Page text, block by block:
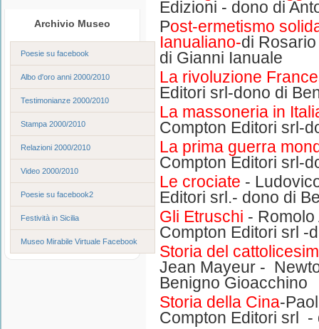
Archivio Museo
Poesie su facebook
Albo d'oro anni 2000/2010
Testimonianze 2000/2010
Stampa 2000/2010
Relazioni 2000/2010
Video 2000/2010
Poesie su facebook2
Festività in Sicilia
Museo Mirabile Virtuale Facebook
Edizioni - dono di
Post-ermetismo
Ianualiano-di
di Gianni Ianuale
La rivoluzione
Editori srl-dono di
La massoneria in
Compton Editori srl-
La prima guerra
Compton Editori srl-
Le crociate -
Editori srl.- dono di
Gli Etruschi -
Compton Editori srl -
Storia del
Jean Mayeur -
Benigno Gioacchino
Storia della Cina-
Compton Editori srl -